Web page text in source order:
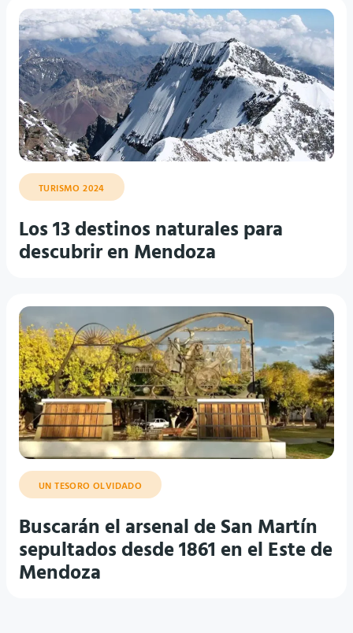
TURISMO 2024
Los 13 destinos naturales para
descubrir en Mendoza
UN TESORO OLVIDADO
Buscarán el arsenal de San Martín
sepultados desde 1861 en el Este de
Mendoza